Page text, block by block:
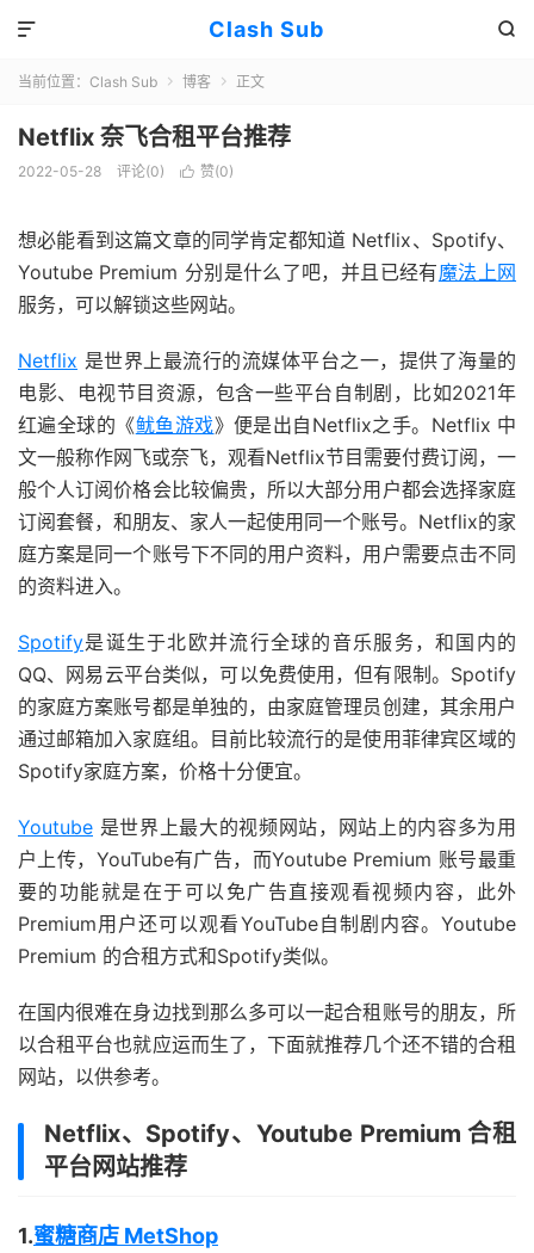
Clash Sub 

当前位置： Clash Sub  博客  正文
Netflix 奈飞合租平台推荐
2022-05-28 评论(0)  赞(0)
想必能看到这篇文章的同学肯定都知道 Netflix、Spotify、
Youtube Premium 分别是什么了吧，并且已经有魔法上网
服务，可以解锁这些网站。
Netflix 是世界上最流行的流媒体平台之一，提供了海量的
电影、电视节目资源，包含一些平台自制剧，比如2021年
红遍全球的《鱿鱼游戏》便是出自Netflix之手。Netflix 中
文一般称作网飞或奈飞，观看Netflix节目需要付费订阅，一
般个人订阅价格会比较偏贵，所以大部分用户都会选择家庭
订阅套餐，和朋友、家人一起使用同一个账号。Netflix的家
庭方案是同一个账号下不同的用户资料，用户需要点击不同
的资料进入。
Spotify是诞生于北欧并流行全球的音乐服务，和国内的
QQ、网易云平台类似，可以免费使用，但有限制。Spotify
的家庭方案账号都是单独的，由家庭管理员创建，其余用户
通过邮箱加入家庭组。目前比较流行的是使用菲律宾区域的
Spotify家庭方案，价格十分便宜。
Youtube 是世界上最大的视频网站，网站上的内容多为用
户上传，YouTube有广告，而Youtube Premium 账号最重
要的功能就是在于可以免广告直接观看视频内容，此外
Premium用户还可以观看YouTube自制剧内容。Youtube
Premium 的合租方式和Spotify类似。
在国内很难在身边找到那么多可以一起合租账号的朋友，所
以合租平台也就应运而生了，下面就推荐几个还不错的合租
网站，以供参考。
Netflix、Spotify、Youtube Premium 合租
平台网站推荐
1.蜜糖商店 MetShop